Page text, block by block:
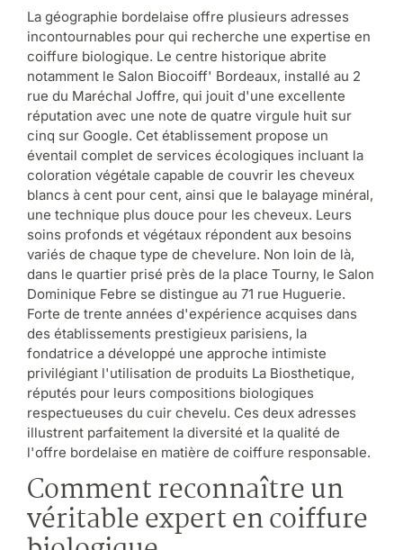
La géographie bordelaise offre plusieurs adresses
incontournables pour qui recherche une expertise en
coiffure biologique. Le centre historique abrite
notamment le Salon Biocoiff' Bordeaux, installé au 2
rue du Maréchal Joffre, qui jouit d'une excellente
réputation avec une note de quatre virgule huit sur
cinq sur Google. Cet établissement propose un
éventail complet de services écologiques incluant la
coloration végétale capable de couvrir les cheveux
blancs à cent pour cent, ainsi que le balayage minéral,
une technique plus douce pour les cheveux. Leurs
soins profonds et végétaux répondent aux besoins
variés de chaque type de chevelure. Non loin de là,
dans le quartier prisé près de la place Tourny, le Salon
Dominique Febre se distingue au 71 rue Huguerie.
Forte de trente années d'expérience acquises dans
des établissements prestigieux parisiens, la
fondatrice a développé une approche intimiste
privilégiant l'utilisation de produits La Biosthetique,
réputés pour leurs compositions biologiques
respectueuses du cuir chevelu. Ces deux adresses
illustrent parfaitement la diversité et la qualité de
l'offre bordelaise en matière de coiffure responsable.
Comment reconnaître un
véritable expert en coiffure